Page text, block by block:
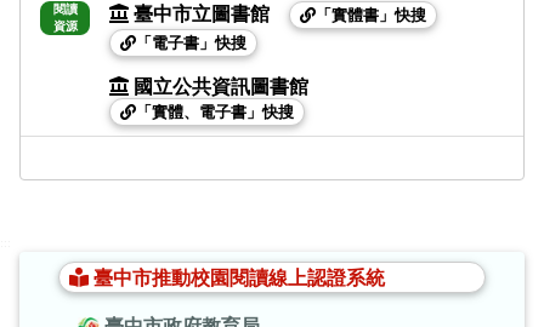
閱讀
資源
臺中市立圖書館
「實體書」快搜
「電子書」快搜
國立公共資訊圖書館
「實體、電子書」快搜
臺中市推動校園閱讀線上認證系統